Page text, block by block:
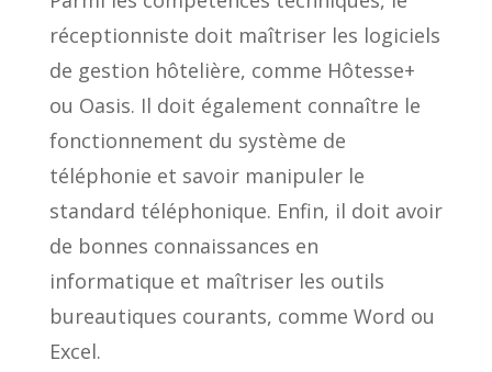
réceptionniste doit maîtriser les logiciels
de gestion hôtelière, comme Hôtesse+
ou Oasis. Il doit également connaître le
fonctionnement du système de
téléphonie et savoir manipuler le
standard téléphonique. Enfin, il doit avoir
de bonnes connaissances en
informatique et maîtriser les outils
bureautiques courants, comme Word ou
Excel.